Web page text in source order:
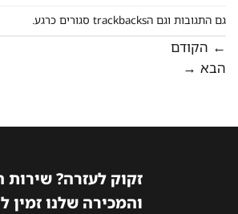
גם התגובות וגם הtrackbacks סגורים כרגע.
← הקודם
הבא →
זקוק לעזרה? שירות
והמכירה שלנו זמין